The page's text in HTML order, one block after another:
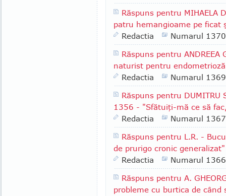
Răspuns pentru MIHAELA
patru hemangioame pe ficat
Redactia
Numarul 1370
Răspuns pentru
naturist pentru
Redactia
Numarul 1369
Răspuns pentru
1356 - "Sfătuiţi-mă ce să
Redactia
Numarul 1367
Răspuns pentru L.R. -
de prurigo cronic generalizat"
Redactia
Numarul 1366
Răspuns pentru A.
probleme cu burtica de când